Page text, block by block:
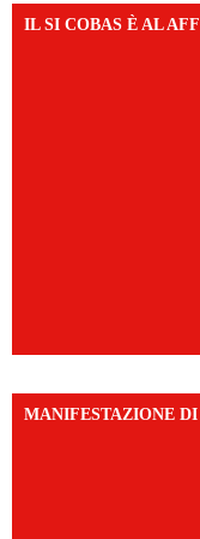
IL SI COBAS È AL
MANIFESTAZIONE